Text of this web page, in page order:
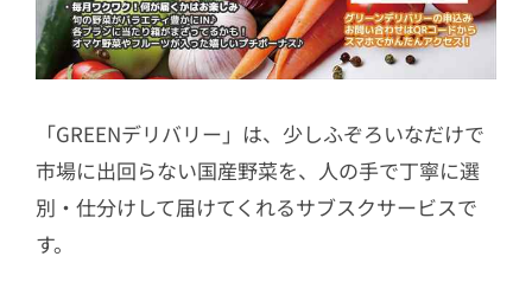
「GREENデリバリー」は、少しふぞろいなだけで
市場に出回らない国産野菜を、人の手で丁寧に選
別・仕分けして届けてくれるサブスクサービスで
す。